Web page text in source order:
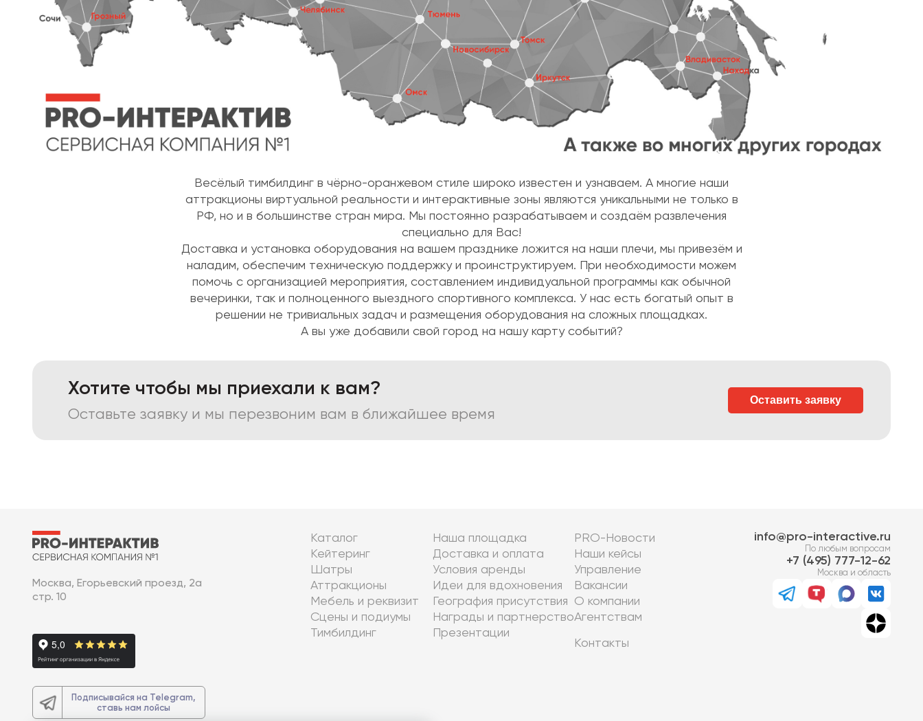
Весёлый тимбилдинг в чёрно-оранжевом стиле широко известен и узнаваем. А многие наши
аттракционы виртуальной реальности и интерактивные зоны являются уникальными не только в
РФ, но и в большинстве стран мира. Мы постоянно разрабатываем и создаём развлечения
специально для Вас!
Доставка и установка оборудования на вашем празднике ложится на наши плечи, мы привезём и
наладим, обеспечим техническую поддержку и проинструктируем. При необходимости можем
помочь с организацией мероприятия, составлением индивидуальной программы как обычной
вечеринки, так и полноценного выездного спортивного комплекса. У нас есть богатый опыт в
решении не тривиальных задач и размещения оборудования на сложных площадках.
А вы уже добавили свой город на нашу карту событий?
Хотите чтобы мы приехали к вам?
Оставьте заявку и мы перезвоним вам в ближайшее время
Оставить заявку
Москва, Егорьевский проезд, 2а
стр. 10
Подписывайся на Telegram,
ставь нам лойсы
Каталог
Кейтеринг
Шатры
Аттракционы
Мебель и реквизит
Сцены и подиумы
Тимбилдинг
Наша площадка
Доставка и оплата
Условия аренды
Идеи для вдохновения
География присутствия
Награды и партнерство
Презентации
PRO-Новости
Наши кейсы
Управление
Вакансии
О компании
Агентствам
Контакты
info@pro-interactive.ru
По любым вопросам
7 (495) 777-12-62
Москва и область